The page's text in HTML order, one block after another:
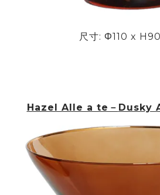
尺寸: Φ110 x
Hazel Alle a te－ Dusky